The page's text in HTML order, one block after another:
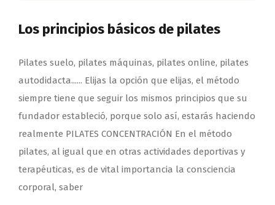
Los principios básicos de pilates
Pilates suelo, pilates máquinas, pilates online, pilates
autodidacta...... Elijas la opción que elijas, el método
siempre tiene que seguir los mismos principios que su
fundador estableció, porque solo así, estarás haciendo
realmente PILATES CONCENTRACIÓN En el método
pilates, al igual que en otras actividades deportivas y
terapéuticas, es de vital importancia la consciencia
corporal, saber